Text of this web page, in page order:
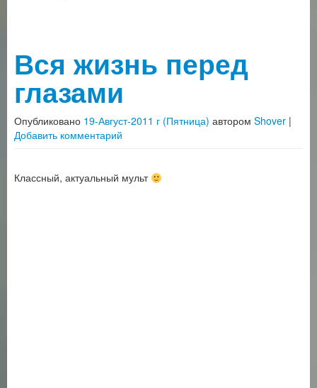
Вся жизнь перед
глазами
Опубликовано 19-Август-2011 г (Пятница) автором Shover |
Добавить комментарий
Классный, актуальный мульт